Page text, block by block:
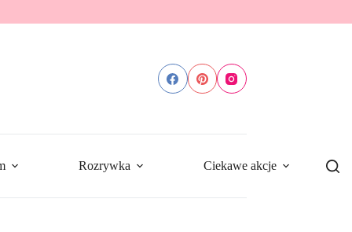
Rozrywka Ciekawe akcje